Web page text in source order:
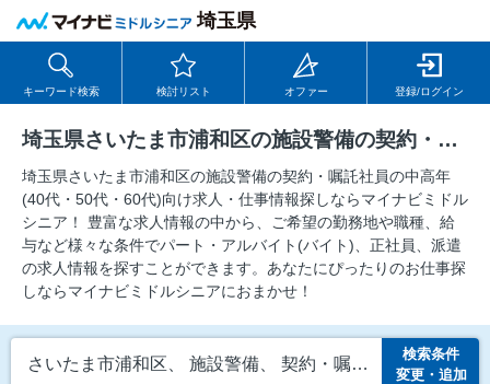
埼玉県
キーワード検索 検討リスト オファー 登録/ログイン
埼玉県さいたま市浦和区の施設警備の契約・嘱託社員の求人
埼玉県さいたま市浦和区の施設警備の契約・嘱託社員の中⾼年
(40代・50代・60代)向け求⼈・仕事情報探しならマイナビミドル
シニア！ 豊富な求人情報の中から、ご希望の勤務地や職種、給
与など様々な条件でパート・アルバイト(バイト)、正社員、派遣
の求人情報を探すことができます。あなたにぴったりのお仕事探
しならマイナビミドルシニアにおまかせ！
さいたま市浦和区、 施設警備、 契約・嘱託社員
検索条件
変更・追加